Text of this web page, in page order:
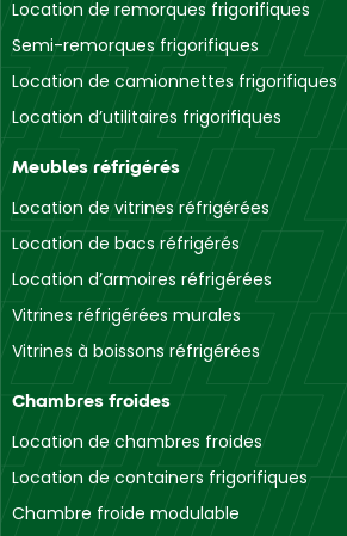
Location de remorques frigorifiques
Semi-remorques frigorifiques
Location de camionnettes frigorifiques
Location d’utilitaires frigorifiques
Meubles réfrigérés
Location de vitrines réfrigérées
Location de bacs réfrigérés
Location d’armoires réfrigérées
Vitrines réfrigérées murales
Vitrines à boissons réfrigérées
Chambres froides
Location de chambres froides
Location de containers frigorifiques
Chambre froide modulable